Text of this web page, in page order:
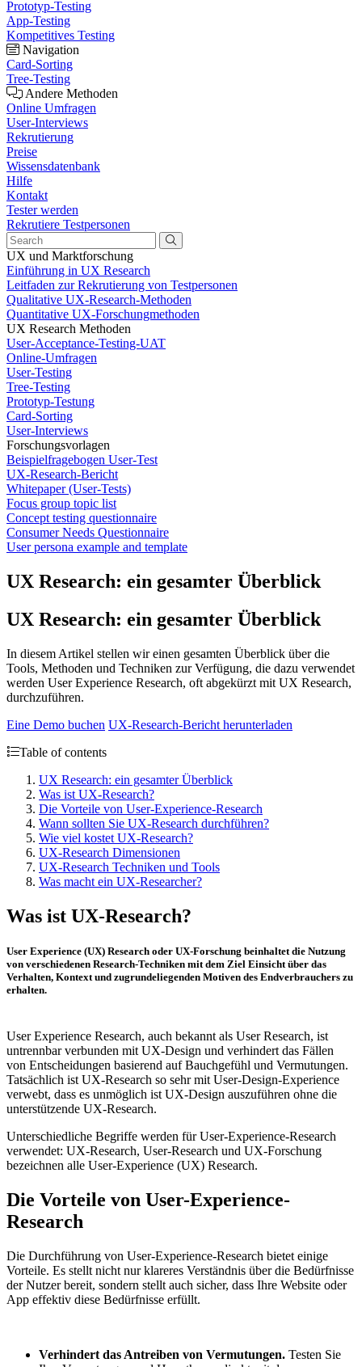
Prototyp-Testing
App-Testing
Kompetitives Testing
Navigation
Card-Sorting
Tree-Testing
Andere Methoden
Online Umfragen
User-Interviews
Rekrutierung
Preise
Wissensdatenbank
Hilfe
Kontakt
Tester werden
Rekrutiere Testpersonen
UX und Marktforschung
Einführung in UX Research
Leitfaden zur Rekrutierung von Testpersonen
Qualitative UX-Research-Methoden
Quantitative UX-Forschungmethoden
UX Research Methoden
User-Acceptance-Testing-UAT
Online-Umfragen
User-Testing
Tree-Testing
Prototyp-Testung
Card-Sorting
User-Interviews
Forschungsvorlagen
Beispielfragebogen User-Test
UX-Research-Bericht
Whitepaper (User-Tests)
Focus group topic list
Concept testing questionnaire
Consumer Needs Questionnaire
User persona example and template
UX Research: ein gesamter Überblick
UX Research: ein gesamter Überblick
In diesem Artikel stellen wir einen gesamten Überblick über die
Tools, Methoden und Techniken zur Verfügung, die dazu verwendet
werden User Experience Research, oft abgekürzt mit UX Research,
durchzuführen.
Eine Demo buchen UX-Research-Bericht herunterladen
Table of contents
UX Research: ein gesamter Überblick
Was ist UX-Research?
Die Vorteile von User-Experience-Research
Wann sollten Sie UX-Research durchführen?
Wie viel kostet UX-Research?
UX-Research Dimensionen
UX-Research Techniken und Tools
Was macht ein UX-Researcher?
Was ist UX-Research?
User Experience (UX) Research oder UX-Forschung beinhaltet die Nutzung
von verschiedenen Research-Techniken mit dem Ziel Einsicht über das
Verhalten, Kontext und zugrundeliegenden Motiven des Endverbrauchers zu
erhalten.
User Experience Research, auch bekannt als User Research, ist
untrennbar verbunden mit UX-Design und verhindert das Fällen
von Entscheidungen basierend auf Bauchgefühl und Vermutungen.
Tatsächlich ist UX-Research so sehr mit User-Design-Experience
verwebt, dass es unmöglich ist UX-Design auszuführen ohne die
unterstützende UX-Research.
Unterschiedliche Begriffe werden für User-Experience-Research
verwendet: UX-Research, User-Research und UX-Forschung
bezeichnen alle User-Experience (UX) Research.
Die Vorteile von User-Experience-
Research
Die Durchführung von User-Experience-Research bietet einige
Vorteile. Es stellt nicht nur klareres Verständnis über die Bedürfnisse
der Nutzer bereit, sondern stellt auch sicher, dass Ihre Website oder
App effektiv diese Bedürfnisse erfüllt.
Verhindert das Antreiben von Vermutungen. Testen Sie